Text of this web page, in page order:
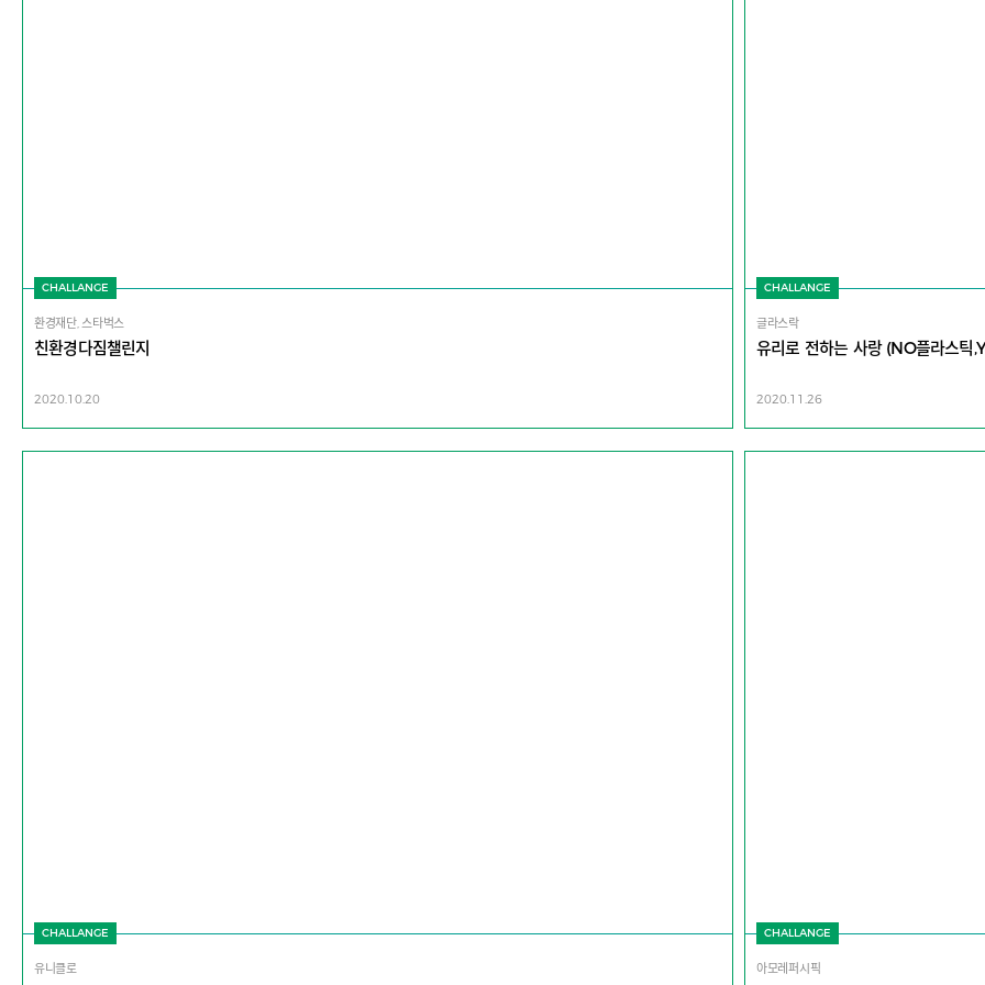
CHALLANGE
환경재단, 스타벅스
친환경다짐챌린지
2020.10.20
CHALLANGE
글라스락
유리로 전하는 사랑 (NO플라스틱
2020.11.26
CHALLANGE
유니클로
CHALLANGE
아모레퍼시픽